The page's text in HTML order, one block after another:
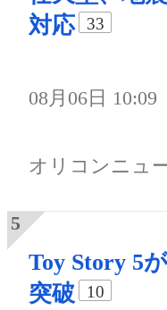
対応
33
08月06日 10:09
オリコンニュ
Toy Story 5
突破
10